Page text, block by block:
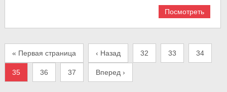
Посмотреть
« Первая страница ‹ Назад 32 33 34
35 36 37 Вперед ›